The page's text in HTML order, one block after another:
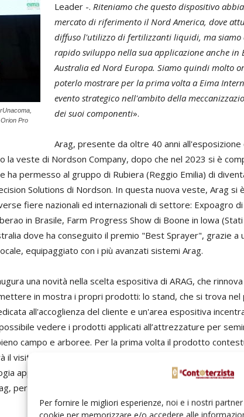
Per fornire le migliori esperienze, noi e i nostri
cookie per memorizzare e/o accedere alle
Pro
Leader -. Riteniamo che questo dispositivo
mercato di riferimento il Nord America, dove
diffuso l'utilizzo di fertilizzanti liquidi, ma siamo
rapido sviluppo nella sua applicazione anche in
Australia ed Nord Europa. Siamo quindi molto
poterlo mostrare per la prima volta a Eima
evento strategico nell'ambito della
dei suoi componenti».
Arag, presente da oltre 40 anni all'esposizione
la veste di Nordson Company, dopo che nel 2023 si è
ha permesso al gruppo di Rubiera (Reggio Emilia) di
Solutions di Nordson. In questa nuova veste, Arag si
fiere nazionali ed internazionali di settore: Expoagro di
in Brasile, Farm Progress Show di Boone in lowa
dove ha conseguito il premio "Best Sprayer", grazie a
equipaggiato con i più avanzati sistemi Arag.
una novità nella scelta espositiva di ARAG, che rinnova
in mostra i propri prodotti: lo stand, che si trova nel
all'accoglienza del cliente e un'area espositiva
vedere i prodotti applicati all’attrezzature per
campo e arboree. Per la prima volta il prodotto
il visitatore in un'esperienza interattiva in cui si potrà
applicata. Lo stand sarà in grado di raccontare ai
per un'esperienza unica e immersiva.